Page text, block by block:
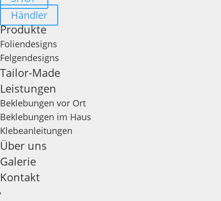
Händler
Produkte
Foliendesigns
Felgendesigns
Tailor-Made
Leistungen
Beklebungen vor Ort
Beklebungen im Haus
Klebeanleitungen
Über uns
Galerie
Kontakt